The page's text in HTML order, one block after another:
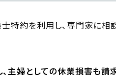
特約を利用し、専門家に相
、主婦としての休業損害も